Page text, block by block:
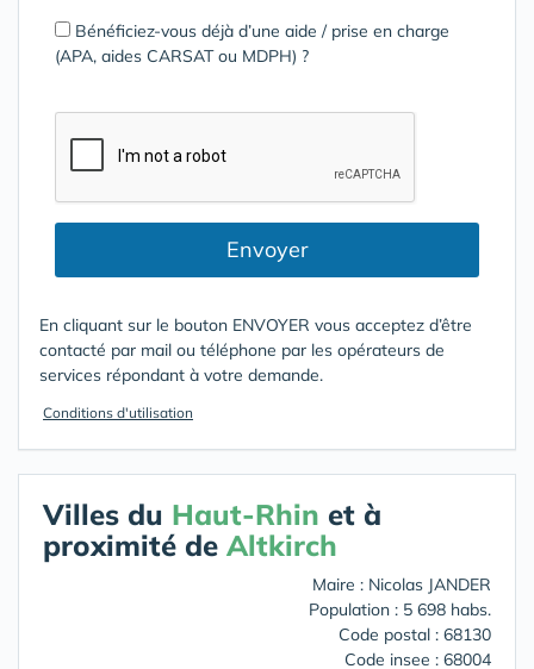
Bénéficiez-vous déjà d’une aide / prise en charge
(APA, aides CARSAT ou MDPH) ?
Envoyer
En cliquant sur le bouton ENVOYER vous acceptez d’être
contacté par mail ou téléphone par les opérateurs de
services répondant à votre demande.
Conditions d'utilisation
Villes du Haut-Rhin et à
proximité de Altkirch
Maire : Nicolas JANDER
Population : 5 698 habs.
Code postal : 68130
Code insee : 68004